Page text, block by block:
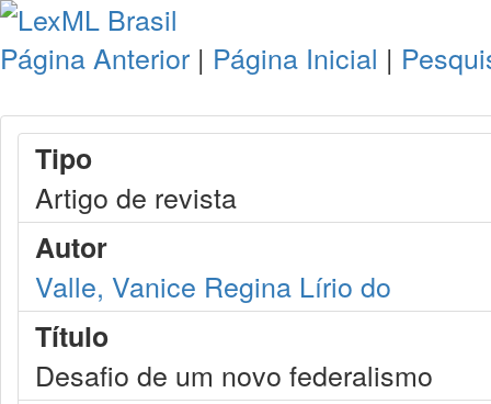
Página Anterior | Página Inicial |
Tipo
Artigo de revista
Autor
Valle, Vanice Regina Lírio do
Título
Desafio de um novo federalismo